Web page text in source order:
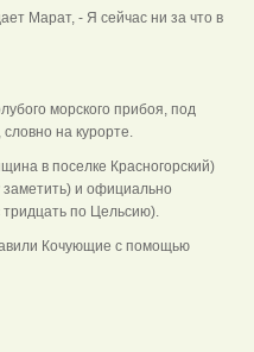
Марат, - Я сейчас ни за что в
морского прибоя, под
на курорте.
в поселке Красногорский)
и официально
тридцать по Цельсию).
Кочующие с помощью